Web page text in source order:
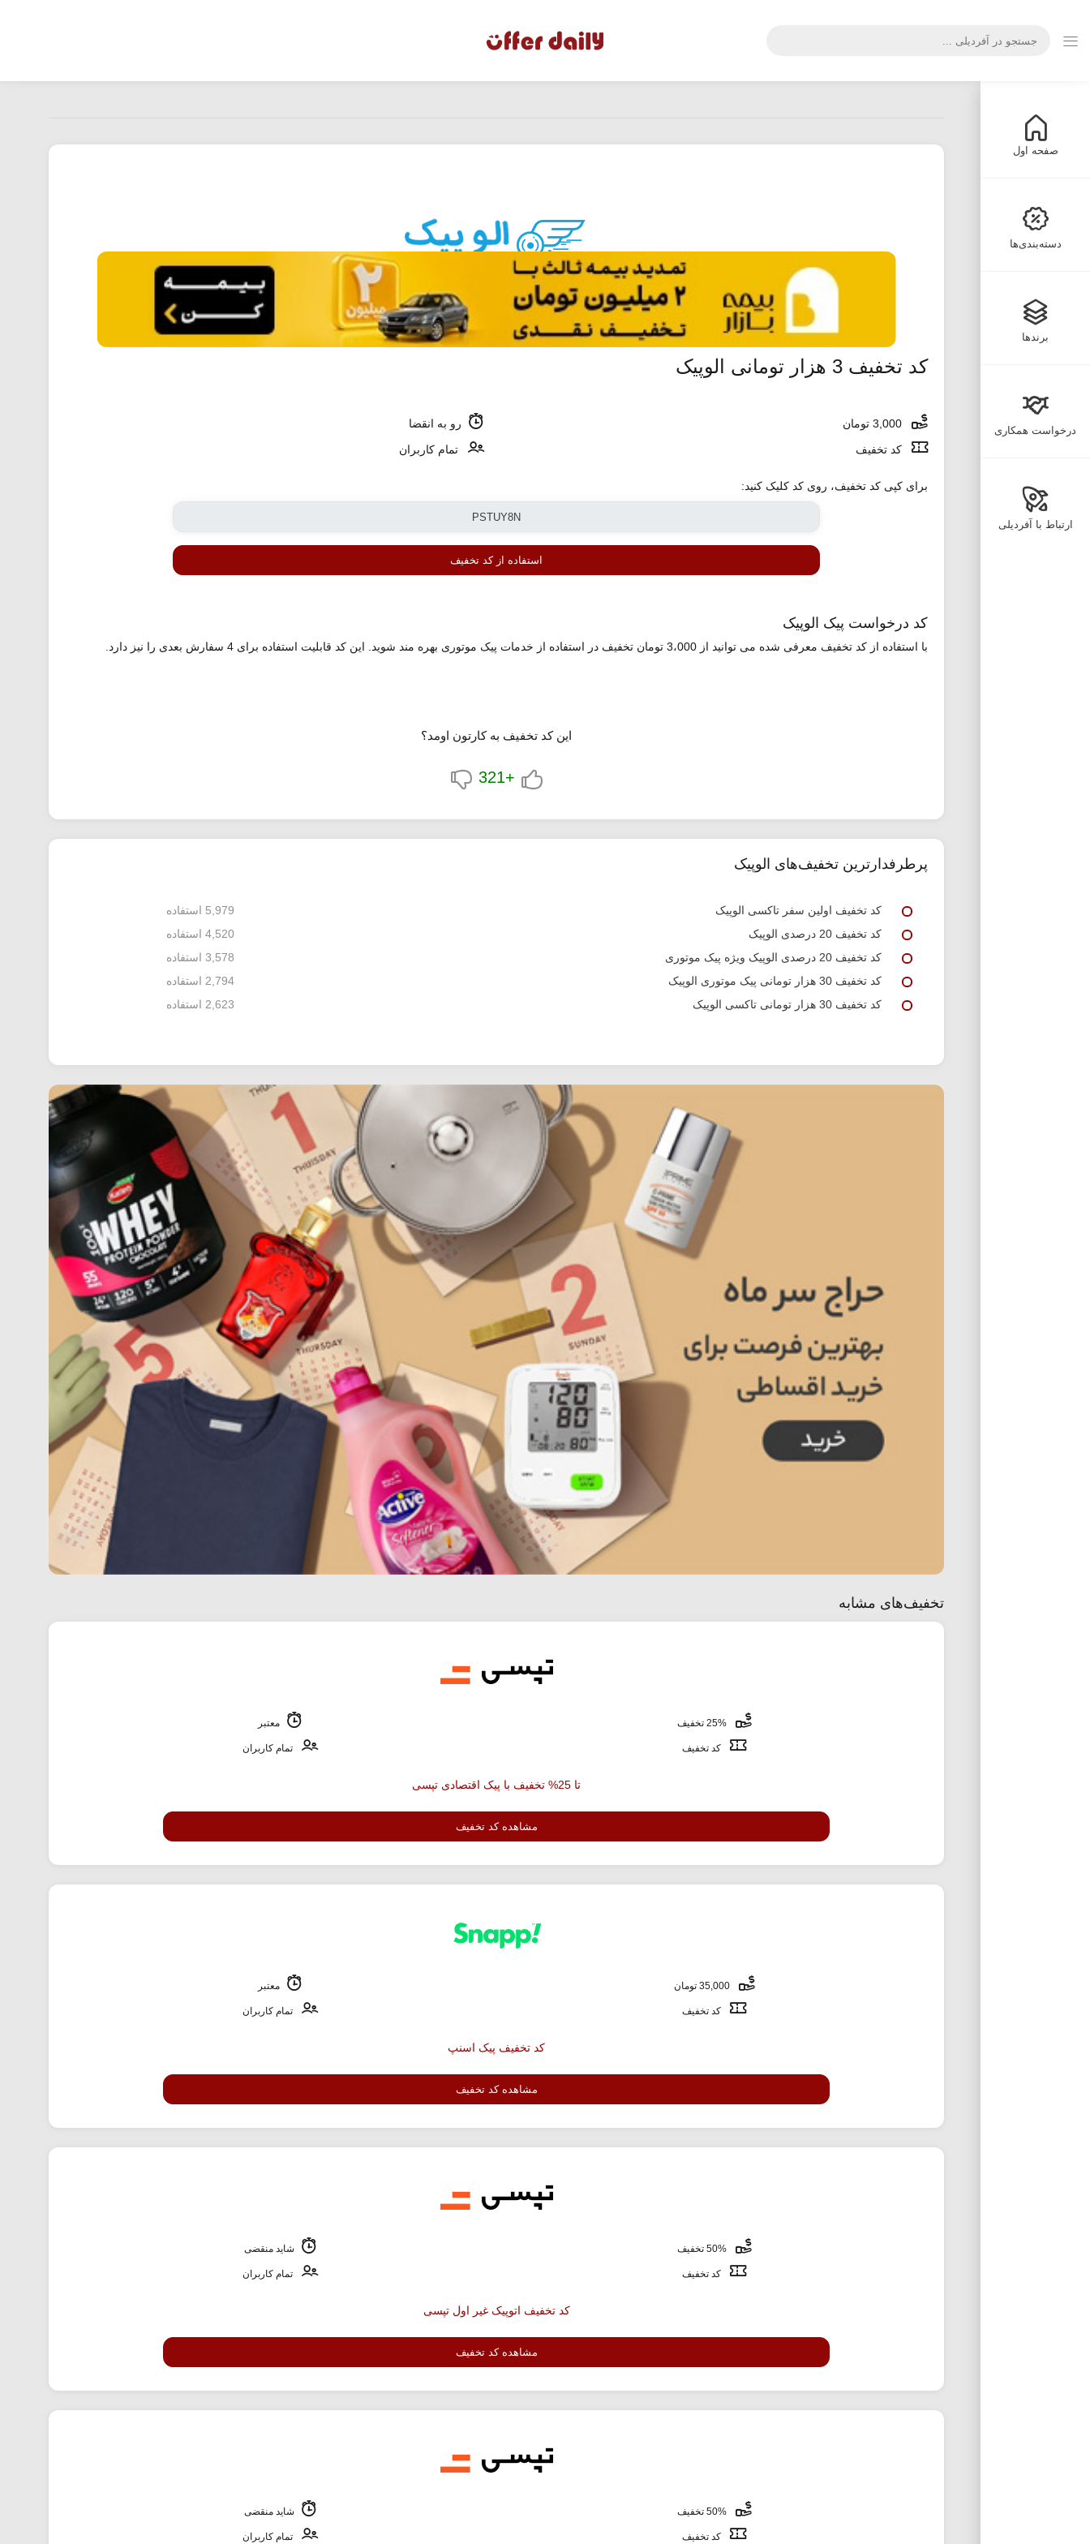
صفحه اول
دسته‌بندی‌ها
برندها
درخواست همکاری
ارتباط با آفردیلی
کد تخفیف 3 هزار تومانی الوپیک
رو به انقضا
کد تخفیف
تمام کاربران
برای کپی کد تخفیف، روی کد کلیک کنید:
استفاده از کد تخفیف
کد درخواست پیک الوپیک
با استفاده از کد تخفیف معرفی شده می توانید از 3،000 تومان تخفیف در استفاده از خدمات پیک موتوری بهره مند شوید. این کد قابلیت استفاده برای 4 سفارش بعدی را نیز دارد.
این کد تخفیف به کارتون اومد؟
+321
پرطرفدارترین تخفیف‌های الوپیک
کد تخفیف اولین سفر تاکسی الوپیک
5,979 استفاده
کد تخفیف 20 درصدی الوپیک
4,520 استفاده
کد تخفیف 20 درصدی الوپیک ویژه پیک موتوری
3,578 استفاده
کد تخفیف 30 هزار تومانی پیک موتوری الوپیک
2,794 استفاده
کد تخفیف 30 هزار تومانی تاکسی الوپیک
2,623 استفاده
تخفیف‌های مشابه
25% تخفیف معتبر
کد تخفیف تمام کاربران
تا 25% تخفیف با پیک اقتصادی تپسی
مشاهده کد تخفیف
35,000 تومان معتبر
کد تخفیف تمام کاربران
کد تخفیف پیک اسنپ
مشاهده کد تخفیف
50% تخفیف شاید منقضی
کد تخفیف تمام کاربران
کد تخفیف اتوپیک غیر اول تپسی
مشاهده کد تخفیف
50% تخفیف شاید منقضی
کد تخفیف تمام کاربران